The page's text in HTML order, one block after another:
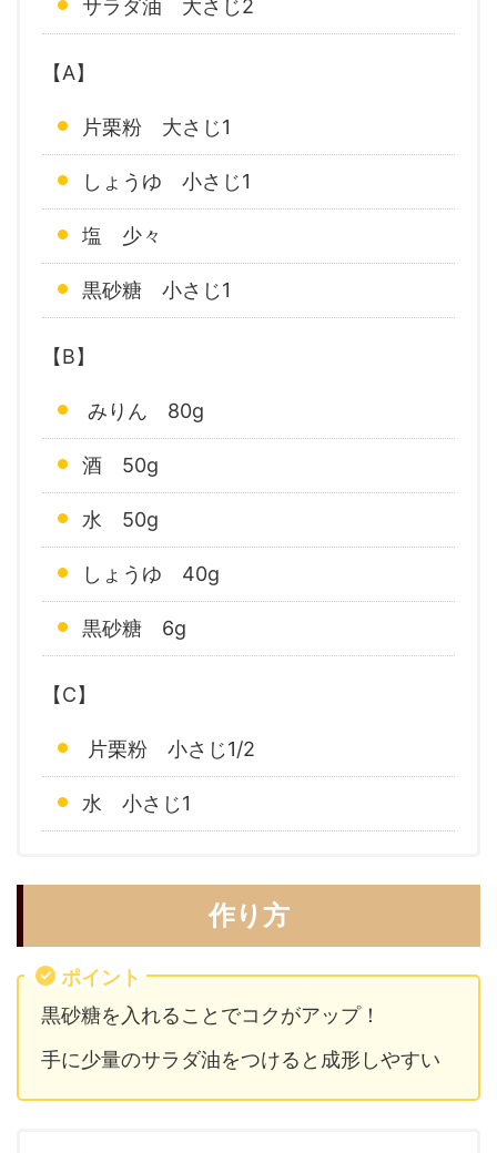
サラダ油 大さじ2
【A】
片栗粉 大さじ1
しょうゆ 小さじ1
塩 少々
黒砂糖 小さじ1
【B】
みりん 80g
酒 50g
水 50g
しょうゆ 40g
黒砂糖 6g
【C】
片栗粉 小さじ1/2
水 小さじ1
作り方
ポイント
黒砂糖を入れることでコクがアップ！
手に少量のサラダ油をつけると成形しやすい